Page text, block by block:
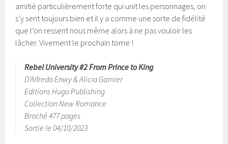
amitié particulièrement forte qui unit les personnages, on
s’y sent toujours bien et il y a comme une sorte de fidélité
que l’on ressent nous même alors à ne pas vouloir les
lâcher. Vivement le prochain tome !
Rebel University #2 From Prince to King
D’Alfreda Enwy & Alicia Garnier
Editions Hugo Publishing
Collection New Romance
Broché 477 pages
Sortie le 04/10/2023